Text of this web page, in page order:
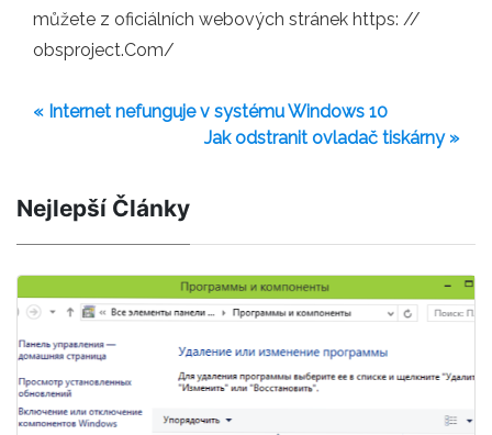
můžete z oficiálních webových stránek https: //
obsproject.Com/
« Internet nefunguje v systému Windows 10
Jak odstranit ovladač tiskárny »
Nejlepší Články